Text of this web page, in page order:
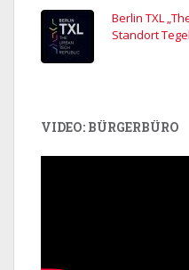
Berlin TXL
Standort Tegel
VIDEO: BÜRGERBÜRO